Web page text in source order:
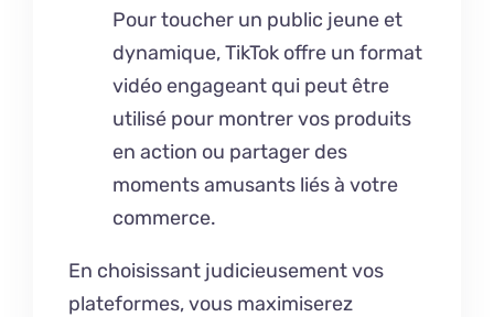
Pour toucher un public jeune et
dynamique, TikTok offre un format
vidéo engageant qui peut être
utilisé pour montrer vos produits
en action ou partager des
moments amusants liés à votre
commerce.
En choisissant judicieusement vos
plateformes, vous maximiserez